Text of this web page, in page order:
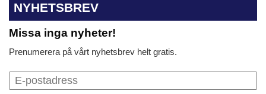
NYHETSBREV
Missa inga nyheter!
Prenumerera på vårt nyhetsbrev helt gratis.